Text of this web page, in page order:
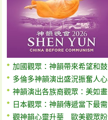
加國觀眾：神韻帶來希望和鼓
多倫多神韻演出盛況振奮人心
神韻演出各族裔觀眾：美如畫
日本觀眾：神韻傳遞當下最需
觀神韻心靈升華 歐美觀眾盼